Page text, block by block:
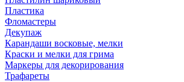
Пластика
Фломастеры
Декупаж
Карандаши восковые, мелки
Краски и мелки для грима
Маркеры для декорирования
Трафареты